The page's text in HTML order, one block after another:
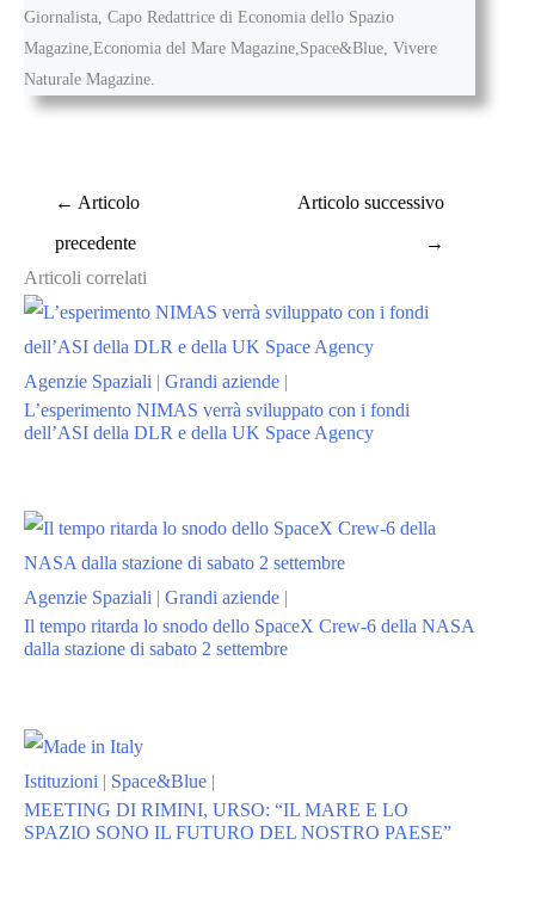
Giornalista, Capo Redattrice di Economia dello Spazio
Magazine,Economia del Mare Magazine,Space&Blue, Vivere
Naturale Magazine.
← Articolo
precedente
Articolo successivo
→
Articoli correlati
Agenzie Spaziali | Grandi aziende |
L’esperimento NIMAS verrà sviluppato con i fondi
dell’ASI della DLR e della UK Space Agency
Agenzie Spaziali | Grandi aziende |
Il tempo ritarda lo snodo dello SpaceX Crew-6 della NASA
dalla stazione di sabato 2 settembre
Istituzioni | Space&Blue |
MEETING DI RIMINI, URSO: “IL MARE E LO
SPAZIO SONO IL FUTURO DEL NOSTRO PAESE”